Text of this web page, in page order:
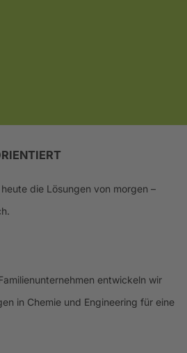
die Lösungen von morgen –
entwickeln wir
in Chemie und Engineering für eine